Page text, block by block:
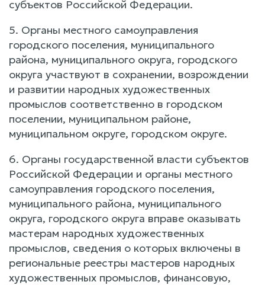
субъектов Российской Федерации.
5. Органы местного самоуправления
городского поселения, муниципального
района, муниципального округа, городского
округа участвуют в сохранении, возрождении
и развитии народных художественных
промыслов соответственно в городском
поселении, муниципальном районе,
муниципальном округе, городском округе.
6. Органы государственной власти субъектов
Российской Федерации и органы местного
самоуправления городского поселения,
муниципального района, муниципального
округа, городского округа вправе оказывать
мастерам народных художественных
промыслов, сведения о которых включены в
региональные реестры мастеров народных
художественных промыслов, финансовую,